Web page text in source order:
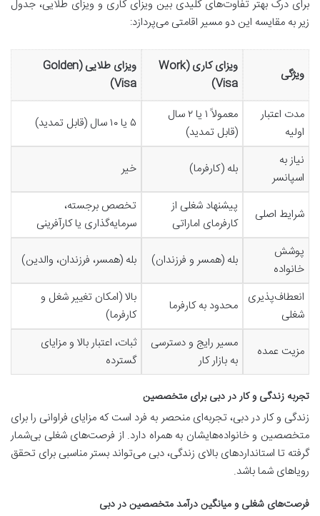
برای درک بهتر تفاوت‌های کلیدی بین ویزای کاری و ویزای طلایی، جدول
زیر به مقایسه این دو مسیر اقامتی می‌پردازد:
ویژگی
ویزای کاری (Work
Visa)
ویزای طلایی (Golden
Visa)
مدت اعتبار
اولیه
معمولاً ۱ یا ۲ سال
(قابل تمدید)
۵ یا ۱۰ سال (قابل تمدید)
نیاز به
اسپانسر
بله (کارفرما) خیر
شرایط اصلی
پیشنهاد شغلی از
کارفرمای اماراتی
تخصص برجسته،
سرمایه‌گذاری یا کارآفرینی
پوشش
خانواده
بله (همسر و فرزندان) بله (همسر، فرزندان، والدین)
انعطاف‌پذیری
شغلی
محدود به کارفرما
بالا (امکان تغییر شغل و
کارفرما)
مزیت عمده
مسیر رایج و دسترسی
به بازار کار
ثبات، اعتبار بالا و مزایای
گسترده
تجربه زندگی و کار در دبی برای متخصصین
زندگی و کار در دبی، تجربه‌ای منحصر به فرد است که مزایای فراوانی را برای
متخصصین و خانواده‌هایشان به همراه دارد. از فرصت‌های شغلی بی‌شمار
گرفته تا استانداردهای بالای زندگی، دبی می‌تواند بستر مناسبی برای تحقق
رویاهای شما باشد.
فرصت‌های شغلی و میانگین درآمد متخصصین در دبی